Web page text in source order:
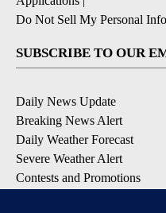
Do Not Sell My Personal
SUBSCRIBE TO OUR
Daily News Update
Breaking News Alert
Daily Weather Forecast
Severe Weather Alert
Contests and Promotions